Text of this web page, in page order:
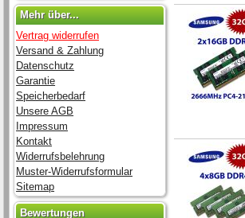
Mehr über...
Vertrag widerrufen
Versand & Zahlung
Datenschutz
Garantie
Speicherbedarf
Unsere AGB
Impressum
Kontakt
Widerrufsbelehrung
Muster-Widerrufsformular
Sitemap
Bewertungen